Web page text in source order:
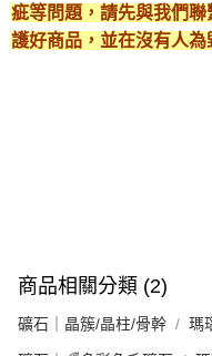
疵等問題，請先與我們
護好商品，並在沒有人
商品相關分類 (2)
礦石｜晶簇/晶柱/骨幹 瑪